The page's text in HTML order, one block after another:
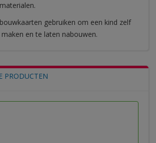
gebruiken om een kind zelf
en te laten nabouwen.
PRODUCTEN